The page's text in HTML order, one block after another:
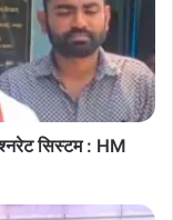
सिस्टम : HM